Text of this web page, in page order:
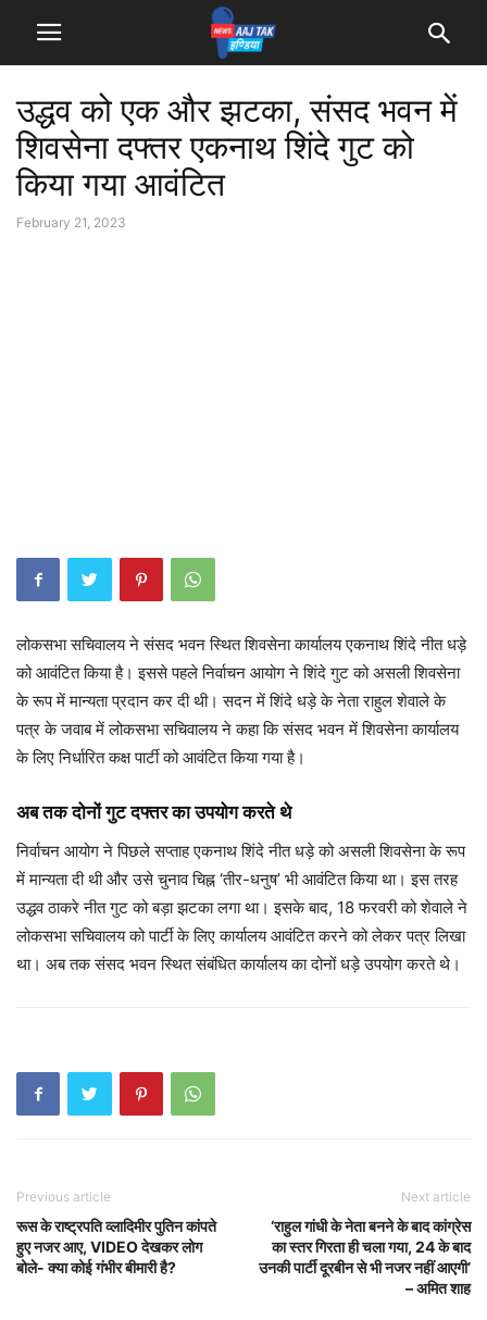
उद्धव को एक और झटका, संसद भवन में
शिवसेना दफ्तर एकनाथ शिंदे गुट को
किया गया आवंटित
February 21, 2023
लोकसभा सचिवालय ने संसद भवन स्थित शिवसेना कार्यालय एकनाथ शिंदे नीत धड़े
को आवंटित किया है। इससे पहले निर्वाचन आयोग ने शिंदे गुट को असली शिवसेना
के रूप में मान्यता प्रदान कर दी थी। सदन में शिंदे धड़े के नेता राहुल शेवाले के
पत्र के जवाब में लोकसभा सचिवालय ने कहा कि संसद भवन में शिवसेना कार्यालय
के लिए निर्धारित कक्ष पार्टी को आवंटित किया गया है।
अब तक दोनों गुट दफ्तर का उपयोग करते थे
निर्वाचन आयोग ने पिछले सप्ताह एकनाथ शिंदे नीत धड़े को असली शिवसेना के रूप
में मान्यता दी थी और उसे चुनाव चिह्न ‘तीर-धनुष’ भी आवंटित किया था। इस तरह
उद्धव ठाकरे नीत गुट को बड़ा झटका लगा था। इसके बाद, 18 फरवरी को शेवाले ने
लोकसभा सचिवालय को पार्टी के लिए कार्यालय आवंटित करने को लेकर पत्र लिखा
था। अब तक संसद भवन स्थित संबंधित कार्यालय का दोनों धड़े उपयोग करते थे।
Previous article
रूस के राष्ट्रपति व्लादिमीर पुतिन कांपते
हुए नजर आए, VIDEO देखकर लोग
बोले- क्या कोई गंभीर बीमारी है?
Next article
‘राहुल गांधी के नेता बनने के बाद कांग्रेस
का स्तर गिरता ही चला गया, 24 के बाद
उनकी पार्टी दूरबीन से भी नजर नहीं आएगी’
– अमित शाह